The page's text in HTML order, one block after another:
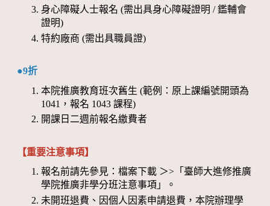
身心障礙人士報名 (需出具身心障礙證明 / 鑑輔會
證明)
特約廠商 (需出具職員證)
●9折
本院推廣教育班次舊生 (範例：原上課編號開頭為
1041，報名 1043 課程)
開課日二週前報名繳費者
【重要注意事項】
報名前請先參見：檔案下載 ＞>「臺師大進修推廣
學院推廣非學分班注意事項」。
未開班退費、因個人因素申請退費，本院辦理學